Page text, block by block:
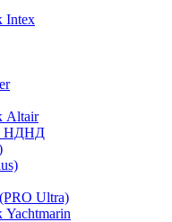
Intex
Altair
НДНД
Ultra)
Yachtmarin